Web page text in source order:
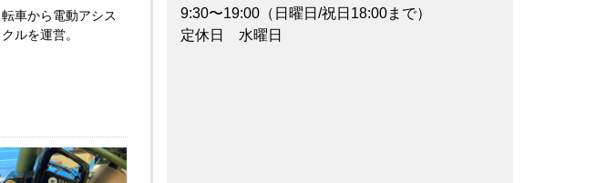
車から電動アシス
ルを運営。
9:30〜19:00（日曜日/祝日18:00まで）
定休日 水曜日